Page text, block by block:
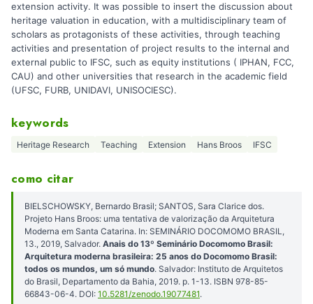
extension activity. It was possible to insert the discussion about
heritage valuation in education, with a multidisciplinary team of
scholars as protagonists of these activities, through teaching
activities and presentation of project results to the internal and
external public to IFSC, such as equity institutions ( IPHAN, FCC,
CAU) and other universities that research in the academic field
(UFSC, FURB, UNIDAVI, UNISOCIESC).
keywords
Heritage Research Teaching Extension Hans Broos IFSC
como citar
BIELSCHOWSKY, Bernardo Brasil; SANTOS, Sara Clarice dos.
Projeto Hans Broos: uma tentativa de valorização da Arquitetura
Moderna em Santa Catarina. In: SEMINÁRIO DOCOMOMO BRASIL,
13., 2019, Salvador. Anais do 13º Seminário Docomomo Brasil:
Arquitetura moderna brasileira: 25 anos do Docomomo Brasil:
todos os mundos, um só mundo. Salvador: Instituto de Arquitetos
do Brasil, Departamento da Bahia, 2019. p. 1-13. ISBN 978-85-
66843-06-4. DOI: 10.5281/zenodo.19077481.